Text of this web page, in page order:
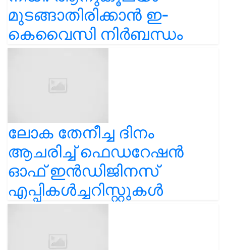
മുടങ്ങാതിരിക്കാൻ ഇ-
കെവൈസി നിർബന്ധം
ലോക തേനീച്ച ദിനം
ആചരിച്ച് ഫെഡറേഷൻ
ഓഫ് ഇൻഡിജിനസ്
എപ്പികൾച്ചറിസ്റ്റുകൾ